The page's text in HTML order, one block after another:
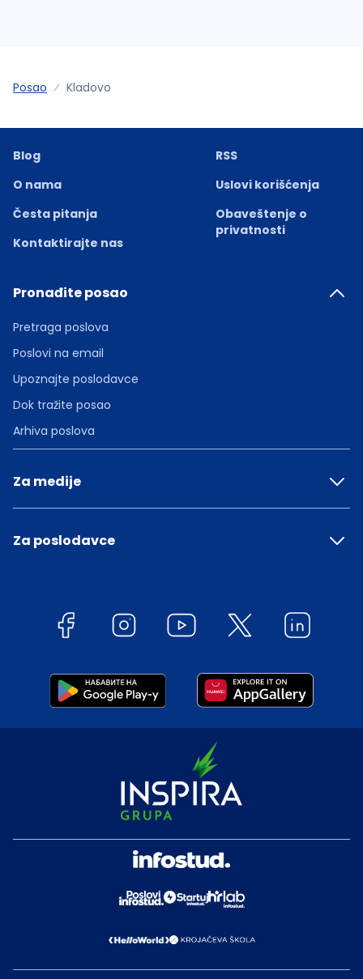
Posao Kladovo
Blog
O nama
Česta pitanja
Kontaktirajte nas
RSS
Uslovi korišćenja
Obaveštenje o
privatnosti
Pronađite posao
Pretraga poslova
Poslovi na email
Upoznajte poslodavce
Dok tražite posao
Arhiva poslova
Za medije
Za poslodavce